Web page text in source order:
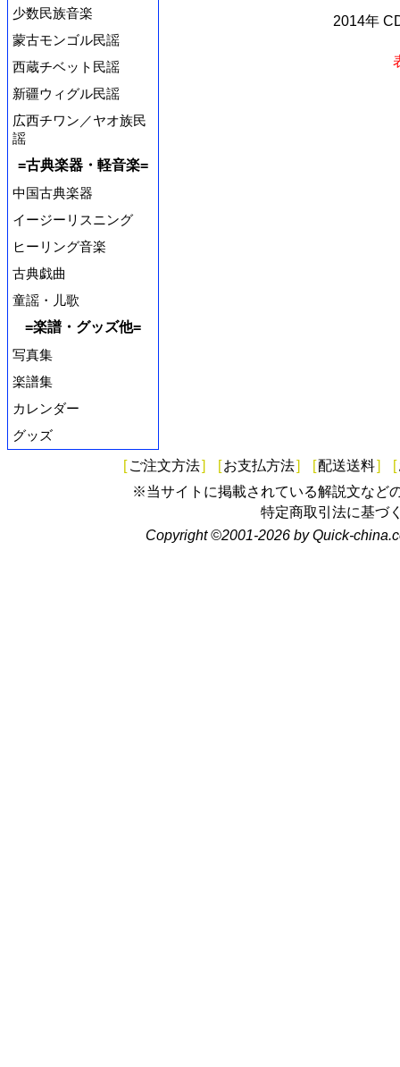
少数民族音楽
蒙古モンゴル民謡
西蔵チベット民謡
新疆ウィグル民謡
広西チワン／ヤオ族民
謡
=古典楽器・軽音楽=
中国古典楽器
イージーリスニング
ヒーリング音楽
古典戯曲
童謡・儿歌
=楽譜・グッズ他=
写真集
楽譜集
カレンダー
グッズ
2014年
[ ご注文方法] [お支払方法] [配送送料] [
※当サイトに掲載されている解説文など
特定商取引法に基づ
Copyright ©2001-2026 by Quick-